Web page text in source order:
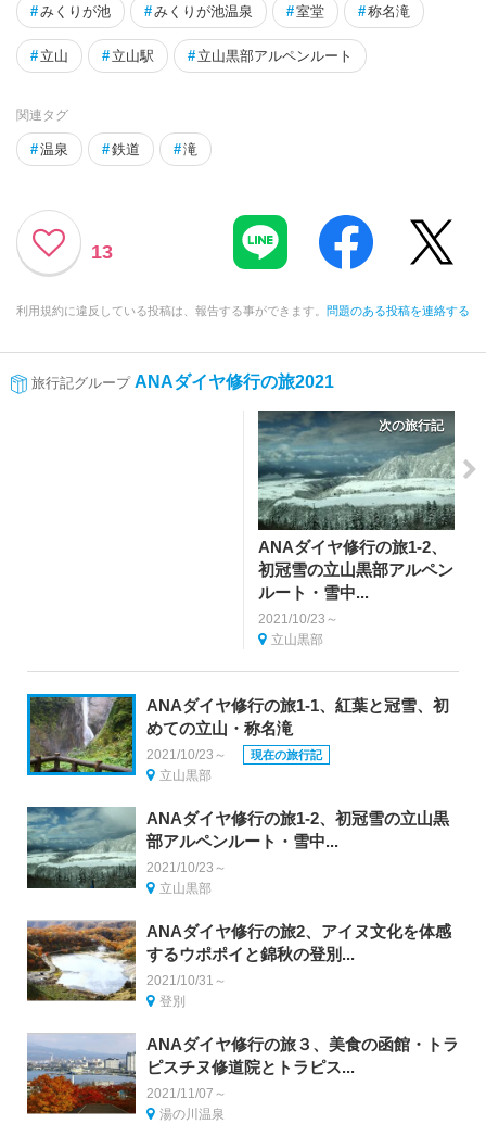
#みくりが池 #みくりが池温泉 #室堂 #称名滝
# 立山 # 立山駅 # 立山黒部アルペンルート
関連タグ
#温泉 #鉄道 #滝
13
利用規約に違反している投稿は、報告する事ができます。 問題のある投稿を連絡する
旅行記グループ ANAダイヤ修行の旅2021
次の旅行記
ANAダイヤ修行の旅1-2、
初冠雪の立山黒部アルペン
ルート・雪中...
2021/10/23～
立山黒部
ANAダイヤ修行の旅1-1、紅葉と冠雪、初
めての立山・称名滝
2021/10/23～ 現在の旅行記
立山黒部
ANAダイヤ修行の旅1-2、初冠雪の立山黒
部アルペンルート・雪中...
2021/10/23～
立山黒部
ANAダイヤ修行の旅2、アイヌ文化を体感
するウポポイと錦秋の登別...
2021/10/31～
登別
ANAダイヤ修行の旅３、美食の函館・トラ
ピスチヌ修道院とトラピス...
2021/11/07～
湯の川温泉